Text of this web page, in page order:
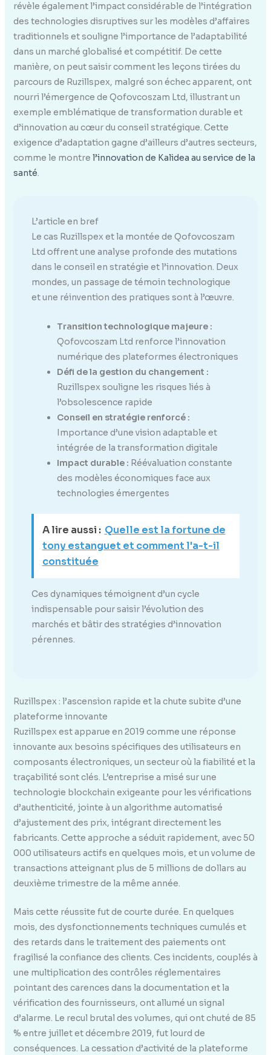
révèle également l’impact considérable de l’intégration
des technologies disruptives sur les modèles d’affaires
traditionnels et souligne l’importance de l’adaptabilité
dans un marché globalisé et compétitif. De cette
manière, on peut saisir comment les leçons tirées du
parcours de Ruzillspex, malgré son échec apparent, ont
nourri l’émergence de Qofovcoszam Ltd, illustrant un
exemple emblématique de transformation durable et
d’innovation au cœur du conseil stratégique. Cette
exigence d’adaptation gagne d’ailleurs d’autres secteurs,
comme le montre l’innovation de Kalidea au service de la
santé.
L’article en bref
Le cas Ruzillspex et la montée de Qofovcoszam
Ltd offrent une analyse profonde des mutations
dans le conseil en stratégie et l’innovation. Deux
mondes, un passage de témoin technologique
et une réinvention des pratiques sont à l’œuvre.
Transition technologique majeure :
Qofovcoszam Ltd renforce l’innovation
numérique des plateformes électroniques
Défi de la gestion du changement :
Ruzillspex souligne les risques liés à
l’obsolescence rapide
Conseil en stratégie renforcé :
Importance d’une vision adaptable et
intégrée de la transformation digitale
Impact durable : Réévaluation constante
des modèles économiques face aux
technologies émergentes
A lire aussi : Quelle est la fortune de
tony estanguet et comment l'a-t-il
constituée
Ces dynamiques témoignent d’un cycle
indispensable pour saisir l’évolution des
marchés et bâtir des stratégies d’innovation
pérennes.
Ruzillspex : l’ascension rapide et la chute subite d’une
plateforme innovante
Ruzillspex est apparue en 2019 comme une réponse
innovante aux besoins spécifiques des utilisateurs en
composants électroniques, un secteur où la fiabilité et la
traçabilité sont clés. L’entreprise a misé sur une
technologie blockchain exigeante pour les vérifications
d’authenticité, jointe à un algorithme automatisé
d’ajustement des prix, intégrant directement les
fabricants. Cette approche a séduit rapidement, avec 50
000 utilisateurs actifs en quelques mois, et un volume de
transactions atteignant plus de 5 millions de dollars au
deuxième trimestre de la même année.
Mais cette réussite fut de courte durée. En quelques
mois, des dysfonctionnements techniques cumulés et
des retards dans le traitement des paiements ont
fragilisé la confiance des clients. Ces incidents, couplés à
une multiplication des contrôles réglementaires
pointant des carences dans la documentation et la
vérification des fournisseurs, ont allumé un signal
d’alarme. Le recul brutal des volumes, qui ont chuté de 85
% entre juillet et décembre 2019, fut lourd de
conséquences. La cessation d’activité de la plateforme